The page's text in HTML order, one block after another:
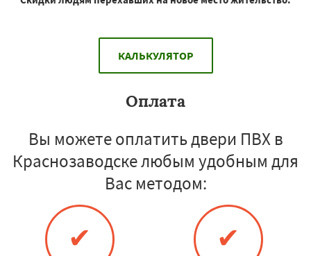
КАЛЬКУЛЯТОР
Оплата
Вы можете оплатить двери ПВХ в
Краснозаводске любым удобным для
Вас методом:
✔ ✔